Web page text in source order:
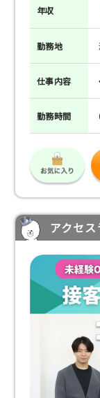
年収
勤務地
仕事内容
勤務時間
アクセ